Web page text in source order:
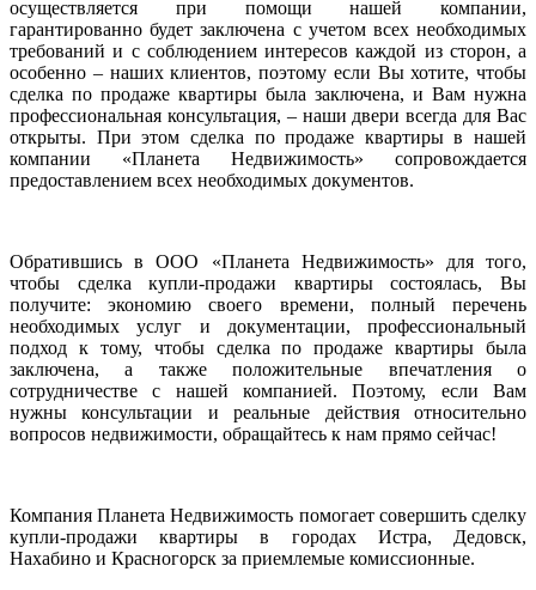
осуществляется при помощи нашей компании,
гарантированно будет заключена с учетом всех необходимых
требований и с соблюдением интересов каждой из сторон, а
особенно – наших клиентов, поэтому если Вы хотите, чтобы
сделка по продаже квартиры была заключена, и Вам нужна
профессиональная консультация, – наши двери всегда для Вас
открыты. При этом сделка по продаже квартиры в нашей
компании «Планета Недвижимость» сопровождается
предоставлением всех необходимых документов.
Обратившись в ООО «Планета Недвижимость» для того,
чтобы сделка купли-продажи квартиры состоялась, Вы
получите: экономию своего времени, полный перечень
необходимых услуг и документации, профессиональный
подход к тому, чтобы сделка по продаже квартиры была
заключена, а также положительные впечатления о
сотрудничестве с нашей компанией. Поэтому, если Вам
нужны консультации и реальные действия относительно
вопросов недвижимости, обращайтесь к нам прямо сейчас!
Компания Планета Недвижимость помогает совершить сделку
купли-продажи квартиры в городах Истра, Дедовск,
Нахабино и Красногорск за приемлемые комиссионные.